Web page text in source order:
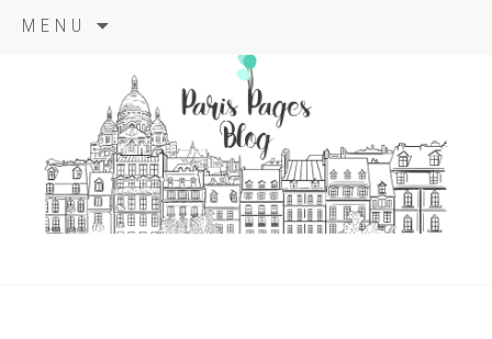
MENU
principal
paris pages
blog